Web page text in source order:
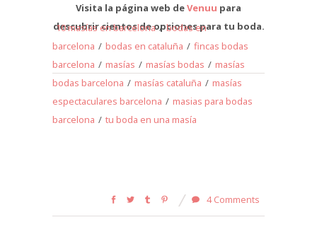
Visita la página web deVenuu para
descubrir cientos de opciones para tu boda.
10 masías en barcelona / bodas en
barcelona / bodas en cataluña / fincas bodas
barcelona / masías / masías bodas / masías
bodas barcelona / masías cataluña / masías
espectaculares barcelona / masias para bodas
barcelona / tu boda en una masía
4 Comments